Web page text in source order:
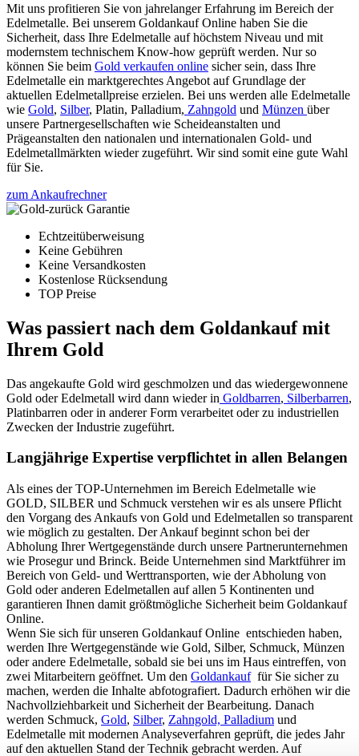
Mit uns profitieren Sie von jahrelanger Erfahrung im Bereich der
Edelmetalle. Bei unserem Goldankauf Online haben Sie die
Sicherheit, dass Ihre Edelmetalle auf höchstem Niveau und mit
modernstem technischem Know-how geprüft werden. Nur so
können Sie beim Gold verkaufen online sicher sein, dass Ihre
Edelmetalle ein marktgerechtes Angebot auf Grundlage der
aktuellen Edelmetallpreise erzielen. Bei uns werden alle Edelmetalle
wie Gold, Silber, Platin, Palladium, Zahngold und Münzen über
unsere Partnergesellschaften wie Scheideanstalten und
Prägeanstalten den nationalen und internationalen Gold- und
Edelmetallmärkten wieder zugeführt. Wir sind somit eine gute Wahl
für Sie.
zum Ankaufrechner
Echtzeitüberweisung
Keine Gebühren
Keine Versandkosten
Kostenlose Rücksendung
TOP Preise
Was passiert nach dem Goldankauf mit
Ihrem Gold
Das angekaufte Gold wird geschmolzen und das wiedergewonnene
Gold oder Edelmetall wird dann wieder in Goldbarren, Silberbarren,
Platinbarren oder in anderer Form verarbeitet oder zu industriellen
Zwecken der Industrie zugeführt.
Langjährige Expertise verpflichtet in allen Belangen
Als eines der TOP-Unternehmen im Bereich Edelmetalle wie
GOLD, SILBER und Schmuck verstehen wir es als unsere Pflicht
den Vorgang des Ankaufs von Gold und Edelmetallen so transparent
wie möglich zu gestalten. Der Ankauf beginnt schon bei der
Abholung Ihrer Wertgegenstände durch unsere Partnerunternehmen
wie Prosegur und Brinck. Beide Unternehmen sind Marktführer im
Bereich von Geld- und Werttransporten, wie der Abholung von
Gold oder anderen Edelmetallen auf allen 5 Kontinenten und
garantieren Ihnen damit größtmögliche Sicherheit beim Goldankauf
Online.
Wenn Sie sich für unseren Goldankauf Online entschieden haben,
werden Ihre Wertgegenstände wie Gold, Silber, Schmuck, Münzen
oder andere Edelmetalle, sobald sie bei uns im Haus eintreffen, von
zwei Mitarbeitern geöffnet. Um den Goldankauf für Sie sicher zu
machen, werden die Inhalte abfotografiert. Dadurch erhöhen wir die
Nachvollziehbarkeit und Sicherheit der Bearbeitung. Danach
werden Schmuck, Gold, Silber, Zahngold, Palladium und
Edelmetalle mit modernen Analyseverfahren geprüft, die jedes Jahr
auf den aktuellen Stand der Technik gebracht werden. Auf